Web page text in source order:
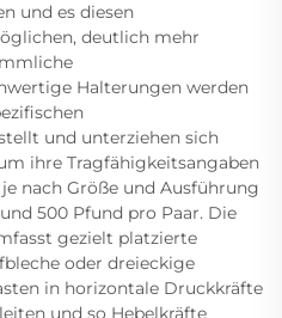
und es diesen
deutlich mehr
Halterungen werden
und unterziehen sich
ihre Tragfähigkeitsangaben
nach Größe und Ausführung
500 Pfund pro Paar. Die
gezielt platzierte
oder dreieckige
in horizontale Druckkräfte
und so Hebelkräfte